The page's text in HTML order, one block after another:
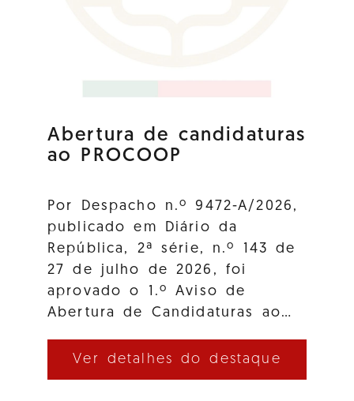
Abertura de candidaturas
ao PROCOOP
Por Despacho n.º 9472-A/2026,
publicado em Diário da
República, 2ª série, n.º 143 de
27 de julho de 2026, foi
aprovado o 1.º Aviso de
Abertura de Candidaturas ao…
Ver detalhes do destaque